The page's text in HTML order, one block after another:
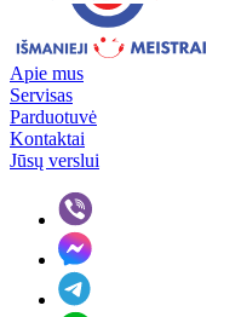
Apie mus
Servisas
Parduotuvė
Kontaktai
Jūsų verslui